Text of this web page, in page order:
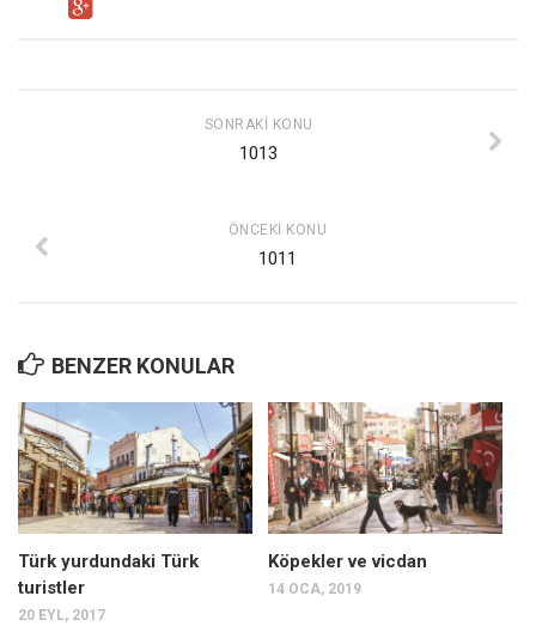
Amina S. Jenenkovic
Kategoriler
Kültür Sanat
Kitap
Karisi kitap sualleri
7 soruda bu hafta
Ekonomi
Spor
SONRAKI KONU
1013
ÖNCEKI KONU
1011
BENZER KONULAR
Türk yurdundaki Türk
turistler
20 EYL, 2017
Köpekler ve vicdan
14 OCA, 2019